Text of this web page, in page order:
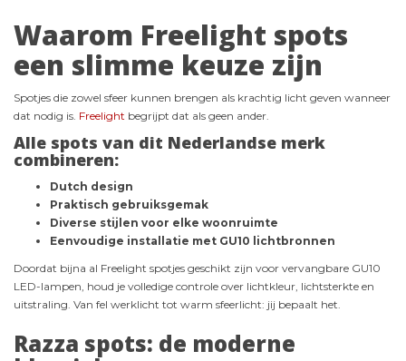
Waarom Freelight spots
een slimme keuze zijn
Spotjes die zowel sfeer kunnen brengen als krachtig licht geven wanneer
dat nodig is. Freelight begrijpt dat als geen ander.
Alle spots van dit Nederlandse merk
combineren:
Dutch design
Praktisch gebruiksgemak
Diverse stijlen voor elke woonruimte
Eenvoudige installatie met GU10 lichtbronnen
Doordat bijna al Freelight spotjes geschikt zijn voor vervangbare GU10
LED-lampen, houd je volledige controle over lichtkleur, lichtsterkte en
uitstraling. Van fel werklicht tot warm sfeerlicht: jij bepaalt het.
Razza spots: de moderne